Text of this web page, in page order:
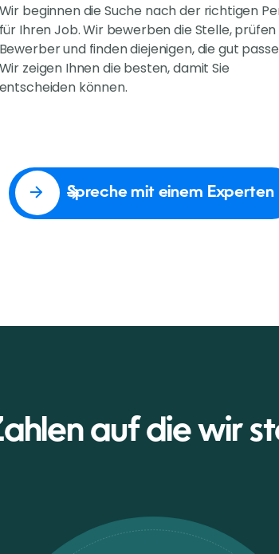
Wir beginnen die Suche nach der richtigen
für Ihren Job. Wir bewerben die Stelle, prüfen
Bewerber und finden diejenigen, die gut
Wir zeigen Ihnen die besten, damit Sie
entscheiden können.
Spreche mit einem Experten
auf die wir